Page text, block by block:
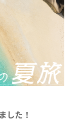
した！